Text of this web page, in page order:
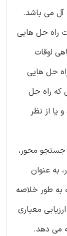
آل می باشد.
راه حل هایی
اوقات
حل هایی
که راه حل
یا از نظر
جستجو محور،
به عنوان
به طور خلاصه
معیاری
می دهد.